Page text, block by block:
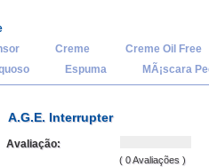
Creme
Creme Oil Free
Espuma MÃ¡scara
A.G.E. Interrupter
Avaliação:
( 0 Avaliações )